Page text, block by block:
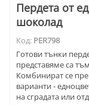
Пердета от
шоколад
Код: PER798
Готови тънки
представяме са
Комбинират се
варианти -
на сградата или